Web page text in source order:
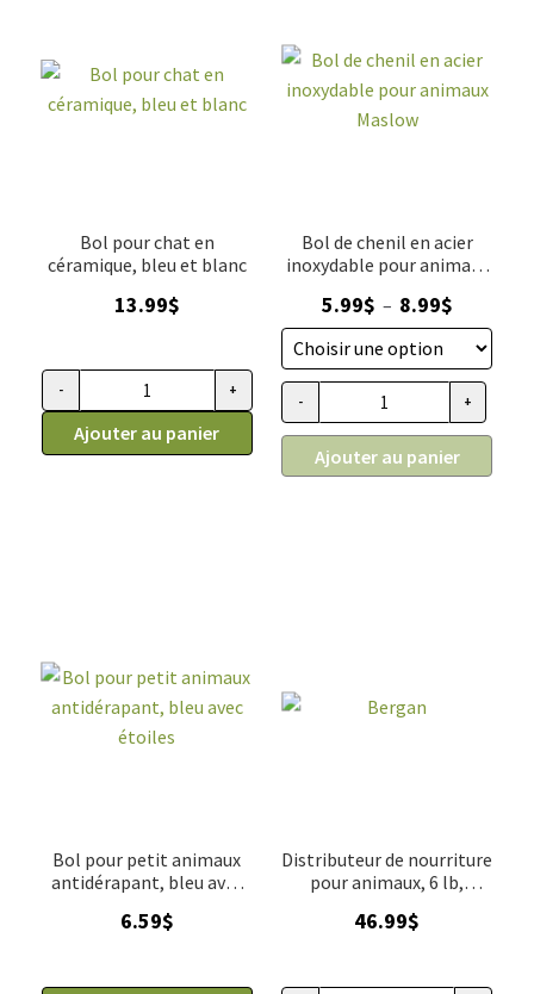
Bol pour chat en
céramique, bleu et blanc
13.99$
quantité de Bol pour chat en céramique, bleu et blanc
- +
Ajouter au panier
Bol de chenil en acier
inoxydable pour animaux
5.99$ – 8.99$Plage
de
prix :
5.99$
à
8.99$
quantité de Bol de chenil en
- +
Ajouter au panier
Bol pour petit animaux
antidérapant, bleu avec
6.59$
Distributeur de nourriture
pour animaux, 6 lb,
46.99$